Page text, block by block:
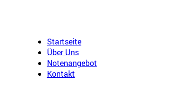
Startseite
Über Uns
Notenangebot
Kontakt